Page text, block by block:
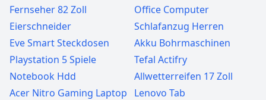
Fernseher 82 Zoll
Office Computer
Eierschneider
Schlafanzug Herren
Eve Smart Steckdosen
Akku Bohrmaschinen
Playstation 5 Spiele
Tefal Actifry
Notebook Hdd
Allwetterreifen 17 Zoll
Acer Nitro Gaming Laptop
Lenovo Tab